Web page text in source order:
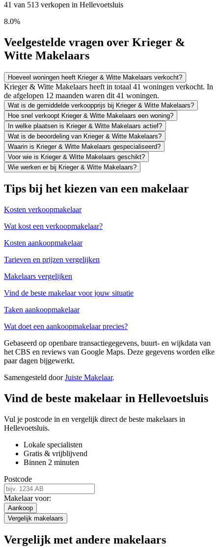
41 van 513 verkopen in Hellevoetsluis
8.0%
Veelgestelde vragen over Krieger &
Witte Makelaars
Hoeveel woningen heeft Krieger & Witte Makelaars verkocht?
Krieger & Witte Makelaars heeft in totaal 41 woningen verkocht. In
de afgelopen 12 maanden waren dit 41 woningen.
Wat is de gemiddelde verkoopprijs bij Krieger & Witte Makelaars?
Hoe snel verkoopt Krieger & Witte Makelaars een woning?
In welke plaatsen is Krieger & Witte Makelaars actief?
Wat is de beoordeling van Krieger & Witte Makelaars?
Waarin is Krieger & Witte Makelaars gespecialiseerd?
Voor wie is Krieger & Witte Makelaars geschikt?
Wie werken er bij Krieger & Witte Makelaars?
Tips bij het kiezen van een makelaar
Kosten verkoopmakelaar
Wat kost een verkoopmakelaar?
Kosten aankoopmakelaar
Tarieven en prijzen vergelijken
Makelaars vergelijken
Vind de beste makelaar voor jouw situatie
Taken aankoopmakelaar
Wat doet een aankoopmakelaar precies?
Gebaseerd op openbare transactiegegevens, buurt- en wijkdata van
het CBS en reviews van Google Maps. Deze gegevens worden elke
paar dagen bijgewerkt.
Samengesteld doorJuiste Makelaar.
Vind de beste makelaar in Hellevoetsluis
Vul je postcode in en vergelijk direct de beste makelaars in
Hellevoetsluis.
Lokale specialisten
Gratis & vrijblijvend
Binnen 2 minuten
Postcode
Makelaar voor:
Aankoop
Vergelijk makelaars
Vergelijk met andere makelaars